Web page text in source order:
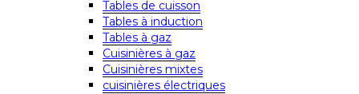
Tables de cuisson
Tables à induction
Tables à gaz
Cuisinières à gaz
Cuisinières mixtes
cuisinières électriques